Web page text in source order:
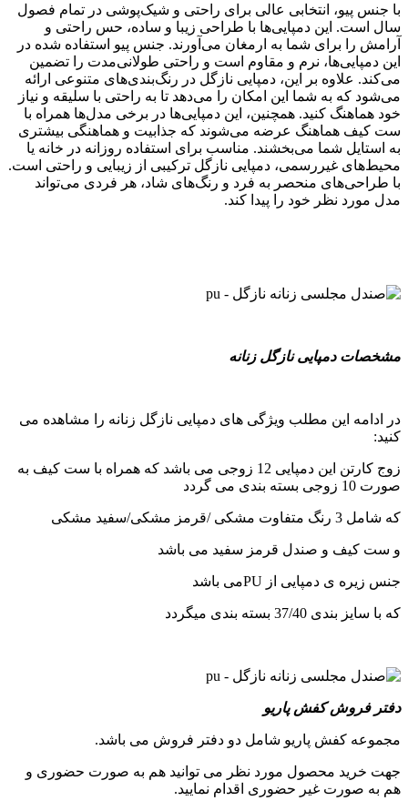
با جنس پیو، انتخابی عالی برای راحتی و شیک‌پوشی در تمام فصول
سال است. این دمپایی‌ها با طراحی زیبا و ساده، حس راحتی و
آرامش را برای شما به ارمغان می‌آورند. جنس پیو استفاده شده در
این دمپایی‌ها، نرم و مقاوم است و راحتی طولانی‌مدت را تضمین
می‌کند. علاوه بر این، دمپایی نازگل در رنگ‌بندی‌های متنوعی ارائه
می‌شود که به شما این امکان را می‌دهد تا به راحتی با سلیقه و نیاز
خود هماهنگ کنید. همچنین، این دمپایی‌ها در برخی مدل‌ها همراه با
ست کیف‌ هماهنگ عرضه می‌شوند که جذابیت و هماهنگی بیشتری
به استایل شما می‌بخشند. مناسب برای استفاده روزانه در خانه یا
محیط‌های غیررسمی، دمپایی نازگل ترکیبی از زیبایی و راحتی است.
با طراحی‌های منحصر به فرد و رنگ‌های شاد، هر فردی می‌تواند
مدل مورد نظر خود را پیدا کند.
مشخصات دمپایی نازگل زنانه
در ادامه این مطلب ویژگی های دمپایی نازگل زنانه را مشاهده می
کنید:
زوج کارتن این دمپایی 12 زوجی می باشد که همراه با ست کیف به
صورت 10 زوجی بسته بندی می گردد
که شامل 3 رنگ متفاوت مشکی /قرمز مشکی/سفید مشکی
و ست کیف و صندل قرمز سفید می باشد
جنس زیره ی دمپایی از PUمی باشد
که با سایز بندی 37/40 بسته بندی میگردد
دفتر فروش کفش پاریو
مجموعه کفش پاریو شامل دو دفتر فروش می باشد.
جهت خرید محصول مورد نظر می توانید هم به صورت حضوری و
هم به صورت غیر حضوری اقدام نمایید.